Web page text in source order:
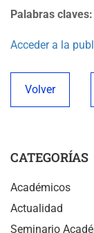
Palabras claves:
Acceder a la
Volver
CATEGORÍAS
Académicos
Actualidad
Seminario